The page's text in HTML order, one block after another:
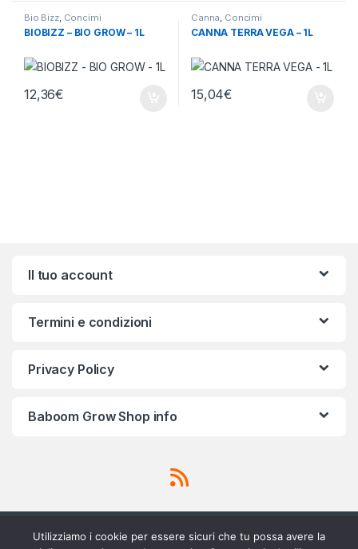
Bio Bizz, Concimi
BIOBIZZ – BIO GROW – 1L
12,36€
Canna, Concimi
CANNA TERRA VEGA – 1L
15,04€
Il tuo account
Termini e condizioni
Privacy Policy
Baboom Grow Shop info
Utilizziamo i cookie per essere sicuri che tu possa avere la